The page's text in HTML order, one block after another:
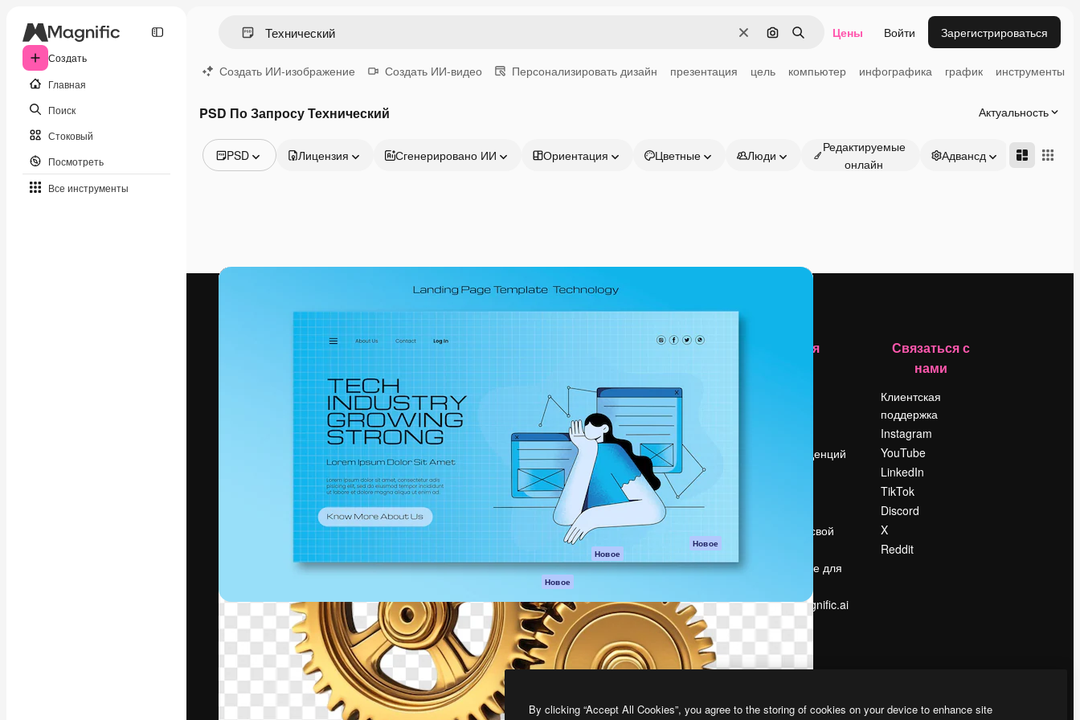
Создать
Главная
Поиск
Стоковый
Посмотреть
Все инструменты
ОчиститьПоиск по изображению
Поиск Цены Войти Зарегистрироваться
Создать ИИ-изображение Создать ИИ-видео Персонализировать дизайн презентация цель компьютер инфографика график инструменты
PSD По Запросу Технический Актуальность
PSD
Видео
Лицензия Сгенерировано ИИ Ориентация Цветные Люди
Редактируемые
онлайн
Адвансд
Креативная платформа для создания
ваших лучших работ. Более 1 миллиона
подписчиков среди креаторов,
предприятий, агентств и студий.
Pусский
ИИ-помощник
Генератор
изображений ИИ
Генератор видео
ИИ
Генератор голоса
на основе ИИ
Стоковый контент
Claude/ChatGPT
Новое
Новое
API
Мобильное
приложение
Все инструменты
Magnific
Начать
Документация по
Пакету ИИ
Служба
поддержки
Условия и
положения
Политика
конфиденциальности
Новое
Политика файлов
Центр доверия
Партнеры
Предприятие
Компания
Поиск тенденций
Продайте свой
Помещение для
Ищете magnific.ai
Связаться с
нами
Клиентская
поддержка
Instagram
YouTube
LinkedIn
TikTok
Discord
X
Reddit
By clicking “Accept All Cookies”, you agree to the storing of cookies on your device to enhance site